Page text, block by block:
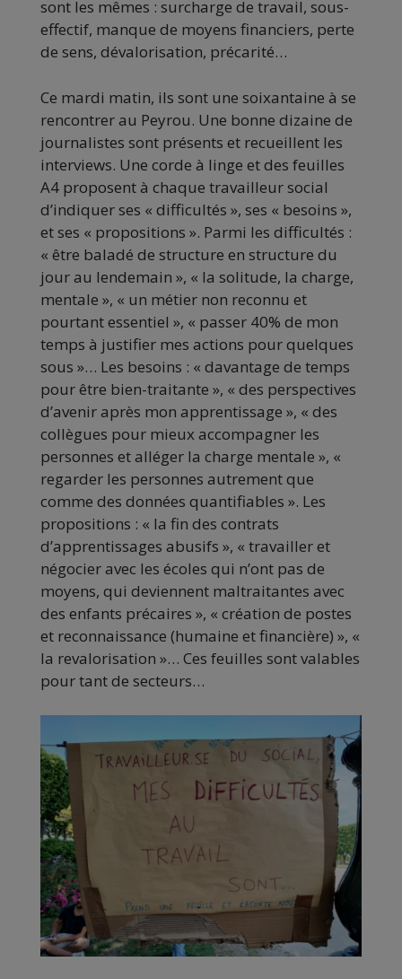
sont les mêmes : surcharge de travail, sous-
effectif, manque de moyens financiers, perte
de sens, dévalorisation, précarité…
Ce mardi matin, ils sont une soixantaine à se
rencontrer au Peyrou. Une bonne dizaine de
journalistes sont présents et recueillent les
interviews. Une corde à linge et des feuilles
A4 proposent à chaque travailleur social
d’indiquer ses « difficultés », ses « besoins »,
et ses « propositions ». Parmi les difficultés :
« être baladé de structure en structure du
jour au lendemain », « la solitude, la charge,
mentale », « un métier non reconnu et
pourtant essentiel », « passer 40% de mon
temps à justifier mes actions pour quelques
sous »… Les besoins : « davantage de temps
pour être bien-traitante », « des perspectives
d’avenir après mon apprentissage », « des
collègues pour mieux accompagner les
personnes et alléger la charge mentale », «
regarder les personnes autrement que
comme des données quantifiables ». Les
propositions : « la fin des contrats
d’apprentissages abusifs », « travailler et
négocier avec les écoles qui n’ont pas de
moyens, qui deviennent maltraitantes avec
des enfants précaires », « création de postes
et reconnaissance (humaine et financière) », «
la revalorisation »… Ces feuilles sont valables
pour tant de secteurs…